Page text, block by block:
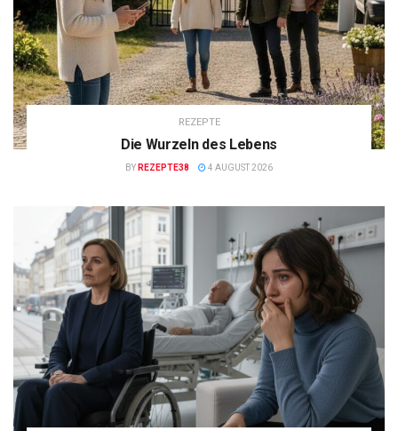
REZEPTE
Die Wurzeln des Lebens
BY REZEPTE38 4 AUGUST 2026